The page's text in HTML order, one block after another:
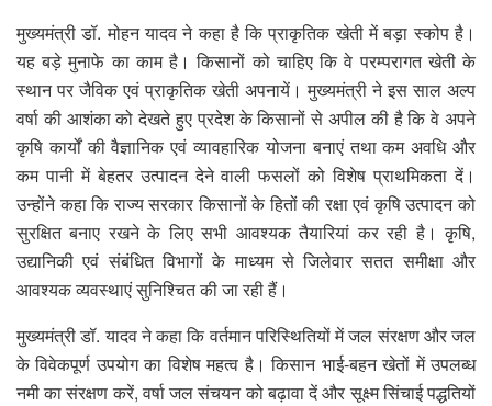
मुख्यमंत्री डॉ. मोहन यादव ने कहा है कि प्राकृतिक खेती में बड़ा स्कोप है।
यह बड़े मुनाफे का काम है। किसानों को चाहिए कि वे परम्परागत खेती के
स्थान पर जैविक एवं प्राकृतिक खेती अपनायें। मुख्यमंत्री ने इस साल अल्प
वर्षा की आशंका को देखते हुए प्रदेश के किसानों से अपील की है कि वे अपने
कृषि कार्यों की वैज्ञानिक एवं व्यावहारिक योजना बनाएं तथा कम अवधि और
कम पानी में बेहतर उत्पादन देने वाली फसलों को विशेष प्राथमिकता दें।
उन्होंने कहा कि राज्य सरकार किसानों के हितों की रक्षा एवं कृषि उत्पादन को
सुरक्षित बनाए रखने के लिए सभी आवश्यक तैयारियां कर रही है। कृषि,
उद्यानिकी एवं संबंधित विभागों के माध्यम से जिलेवार सतत समीक्षा और
आवश्यक व्यवस्थाएं सुनिश्चित की जा रही हैं।
मुख्यमंत्री डॉ. यादव ने कहा कि वर्तमान परिस्थितियों में जल संरक्षण और जल
के विवेकपूर्ण उपयोग का विशेष महत्व है। किसान भाई-बहन खेतों में उपलब्ध
नमी का संरक्षण करें, वर्षा जल संचयन को बढ़ावा दें और सूक्ष्म सिंचाई पद्धतियों